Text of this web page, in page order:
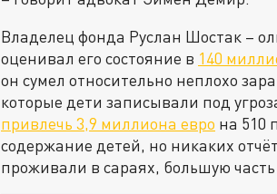
Владелец фонда Руслан Шостак –
оценивал его состояние в 140
он сумел относительно неплохо
которые дети записывали под
привлечь 3,9 миллиона евро на 510
содержание детей, но никаких
проживали в сараях, большую